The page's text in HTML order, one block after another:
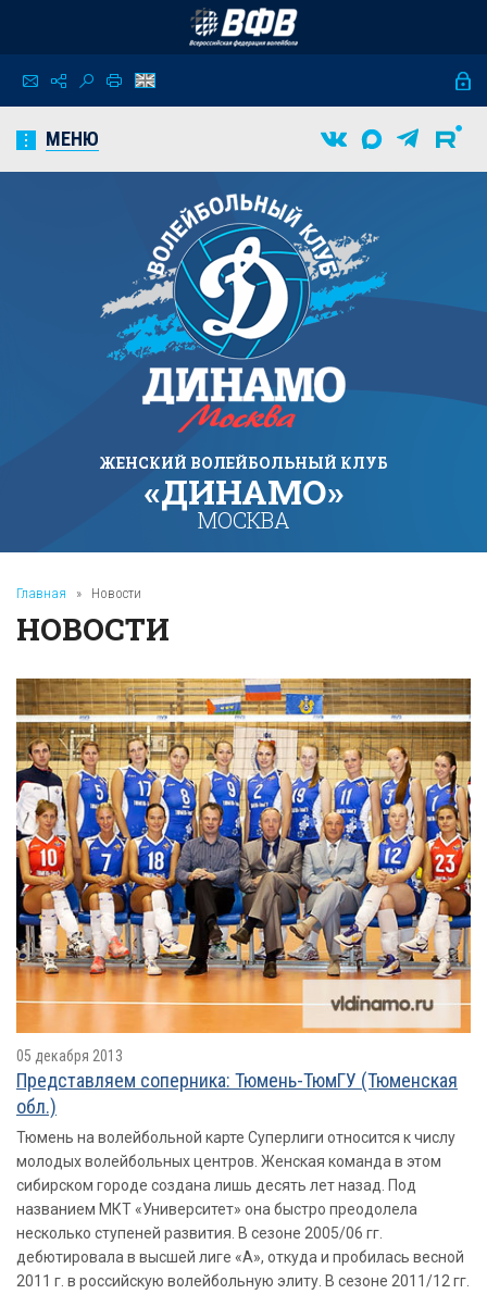
МЕНЮ
ЖЕНСКИЙ ВОЛЕЙБОЛЬНЫЙ КЛУБ
«ДИНАМО»
МОСКВА
Главная » Новости
НОВОСТИ
05 декабря 2013
Представляем соперника: Тюмень-ТюмГУ (Тюменcкая
обл.)
Тюмень на волейбольной карте Cуперлиги относится к числу
молодых волейбольных центров. Женская команда в этом
сибирском городе создана лишь десять лет назад. Под
названием МКТ «Университет» она быстро преодолела
несколько ступеней развития. В сезоне 2005/06 гг.
дебютировала в высшей лиге «А», откуда и пробилась весной
2011 г. в российскую волейбольную элиту. В сезоне 2011/12 гг.